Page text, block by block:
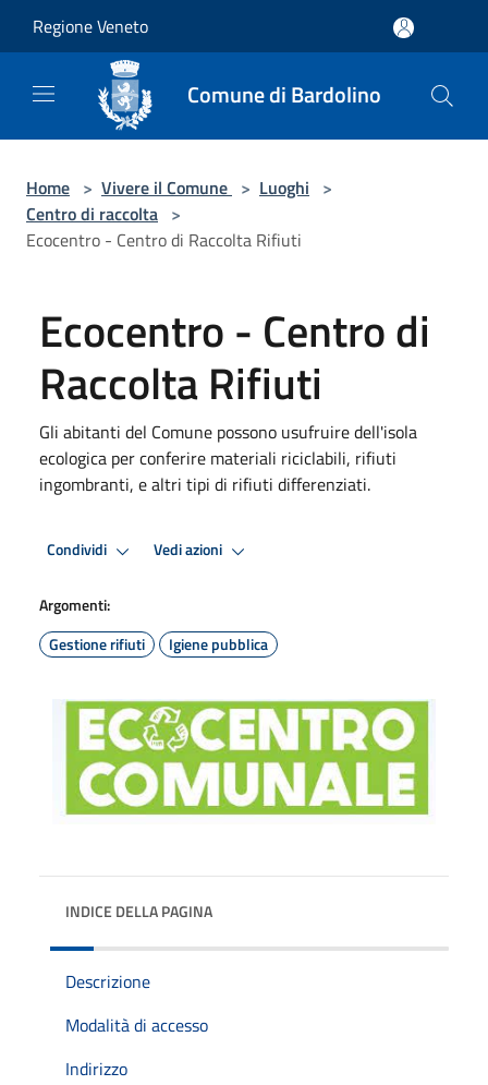
Regione Veneto
Comune di Bardolino
Home > Vivere il Comune > Luoghi >
Centro di raccolta >
Ecocentro - Centro di Raccolta Rifiuti
Ecocentro - Centro di
Raccolta Rifiuti
Gli abitanti del Comune possono usufruire dell'isola
ecologica per conferire materiali riciclabili, rifiuti
ingombranti, e altri tipi di rifiuti differenziati.
Condividi Vedi azioni
Argomenti:
Gestione rifiuti
Igiene pubblica
INDICE DELLA PAGINA
Descrizione
Modalità di accesso
Indirizzo